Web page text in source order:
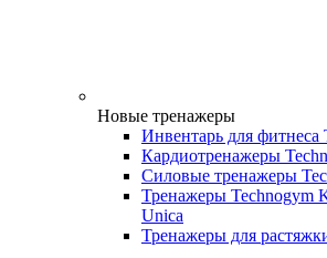
Новые тренажеры
Инвентарь для фитнеса
Кардиотренажеры
Силовые тренажеры
Тренажеры Technogym
Unica
Тренажеры для